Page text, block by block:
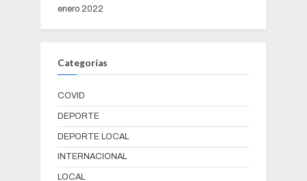
enero 2022
Categorías
COVID
DEPORTE
DEPORTE LOCAL
INTERNACIONAL
LOCAL